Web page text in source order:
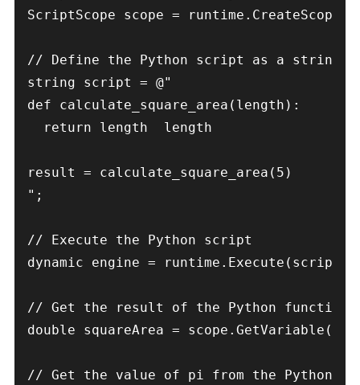
ScriptScope scope =
// Define the Python script as a string
string script = @"
def calculate_square_area(length):
  return length  length
result = calculate_square_area(5)
";
// Execute the Python script
dynamic engine = runtime.Execute(script,
// Get the result of the Python function
double squareArea = scope.GetVariable
// Get the value of pi from the Python